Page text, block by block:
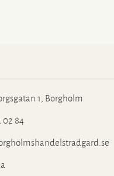
1, Borgholm
02 84